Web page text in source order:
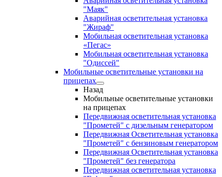
"Маяк"
Аварийная осветительная установка
"Жираф"
Мобильная осветительная установка
«Пегас»
Мобильная осветительная установка
"Одиссей"
Мобильные осветительные установки на
прицепах
Назад
Мобильные осветительные установки
на прицепах
Передвижная осветительная установка
"Прометей" с дизельным генератором
Передвижная Осветительная установка
"Прометей" с бензиновым генератором
Передвижная Осветительная установка
"Прометей" без генератора
Передвижная осветительная установка